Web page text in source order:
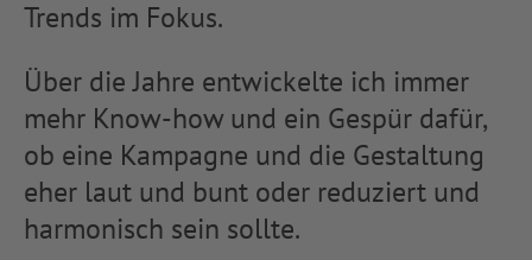
Trends im Fokus.
Über die Jahre entwickelte ich immer
mehr Know-how und ein Gespür dafür,
ob eine Kampagne und die Gestaltung
eher laut und bunt oder reduziert und
harmonisch sein sollte.